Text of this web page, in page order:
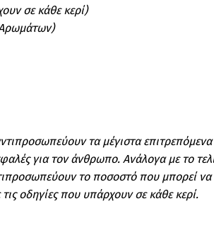
σε κάθε κερί)
Αρωμάτων)
τα μέγιστα επιτρεπόμενα
για τον άνθρωπο. Ανάλογα με το
το ποσοστό που μπορεί να
οδηγίες που υπάρχουν σε κάθε κερί.